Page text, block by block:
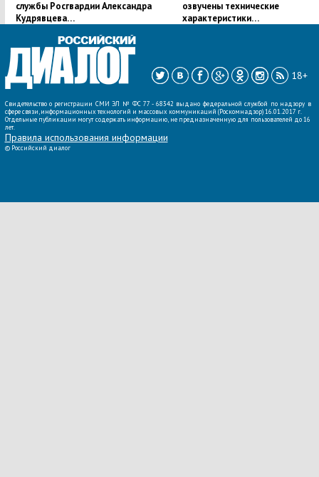
службы Росгвардии Александра
Кудрявцева…
озвучены технические
характеристики…
18+
Свидетельство о регистрации СМИ ЭЛ № ФС 77 - 68342 выдано федеральной службой по надзору в
сфере связи, информационных технологий и массовых коммуникаций (Роскомнадзор) 16.01.2017 г.
Отдельные публикации могут содержать информацию, не предназначенную для пользователей до 16
лет.
Правила использования информации
© Российский диалог